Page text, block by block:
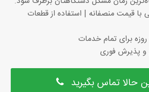
قیمت منصفانه | استفاده از قطعات
و پذیرش فوری
حالا تماس بگیرید